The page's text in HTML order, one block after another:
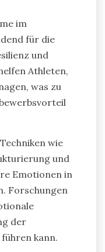
im
für die
und
Athleten,
was zu
wie
und
Emotionen in
Forschungen
der
kann.